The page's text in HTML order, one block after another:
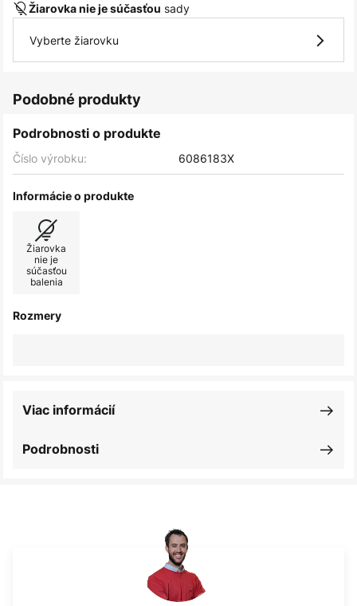
Žiarovka nie je súčasťou sady
Vyberte žiarovku
Podobné produkty
Podrobnosti o produkte
Číslo výrobku: 6086183X
Informácie o produkte
Žiarovka
nie je
súčasťou
balenia
Rozmery
Podrobnosti
Viac informácií